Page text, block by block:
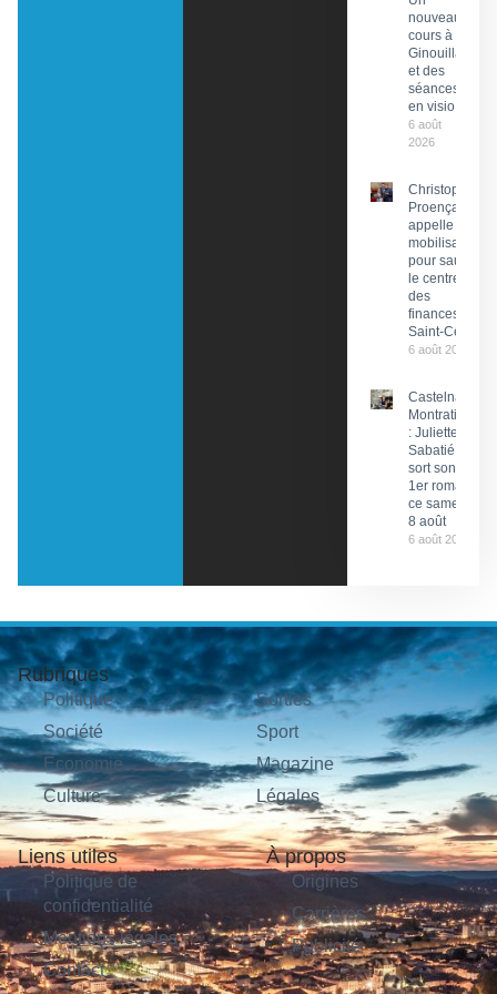
nouveau
cours à
Ginouillac
et des
séances
en visio
6 août
2026
Christophe
Proença
appelle à la
mobilisation
pour sauver
le centre
des
finances de
Saint-Céré
6 août 2026
Castelnau-
Montratier
: Juliette
Sabatié
sort son
1er roman
ce samedi
8 août
6 août 2026
Rubriques
Politique
Société
Économie
Culture
Sorties
Sport
Magazine
Légales
Liens utiles
Politique de
confidentialité
Mentions légales
Contact
À propos
Origines
Carrières
Publicité